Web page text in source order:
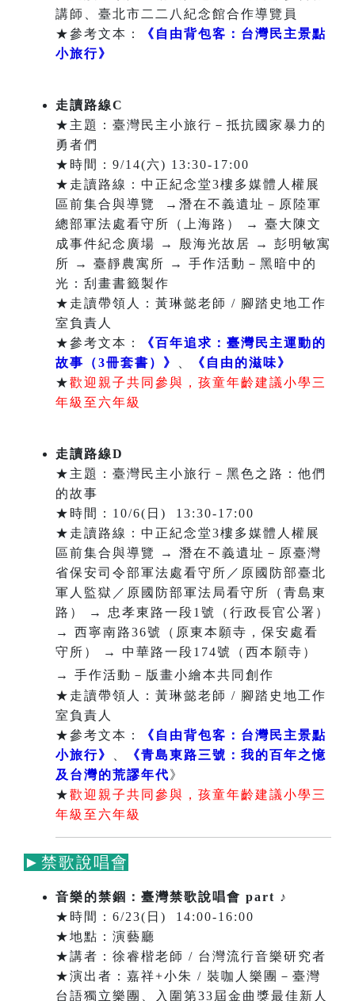
講師、臺北市二二八紀念館合作導覽員
★參考文本：
《自由背包客：台灣民主景點
小旅行》
走讀路線C
★主題：臺灣民主小旅行－抵抗國家暴力的
勇者們
★時間：9/14(六) 13:30-17:00
★走讀路線：中正紀念堂3樓多媒體人權展
區前集合與導覽 →潛在不義遺址－原陸軍
總部軍法處看守所（上海路） → 臺大陳文
成事件紀念廣場 → 殷海光故居 → 彭明敏寓
所 → 臺靜農寓所 → 手作活動－黑暗中的
光：刮畫書籤製作
★走讀帶領人：黃琳懿老師 / 腳踏史地工作
室負責人
★參考文本：
《百年追求：臺灣民主運動的
故事（3冊套書）》
《自由的滋味》
★歡迎親子共同參與， 孩童年齡建議小學三
年級至六年級
走讀路線D
★主題：臺灣民主小旅行－黑色之路：他們
的故事
★時間：10/6(日) 13:30-17:00
★走讀路線：中正紀念堂3樓多媒體人權展
區前集合與導覽 → 潛在不義遺址－原臺灣
省保安司令部軍法處看守所／原國防部臺北
軍人監獄／原國防部軍法局看守所（青島東
路） → 忠孝東路一段1號（行政長官公署）
→ 西寧南路36號（原東本願寺，保安處看
守所） → 中華路一段174號（西本願寺）
→ 手作活動－版畫小繪本共 同創作
★走讀帶領人：黃琳懿老師 / 腳踏史地工作
室負責人
★參考文本：
《自由背包客：台灣民主景點
小旅行》
《青島東路三號：我的百年之憶
及台灣的荒謬年代》
★歡迎親子共同參與， 孩童年齡建議小學三
年級至六年級
►禁歌說唱會
音樂的禁錮：臺灣禁歌說唱會 part ♪
★時間：6/23(日) 14:00-16:00
★地點：演藝廳
★講者：徐睿楷老師 / 台灣流行音樂研究者
★演出者：嘉祥+小朱 / 裝咖人樂團－臺灣
台語獨立樂團、入圍第33屆金曲獎最佳新人